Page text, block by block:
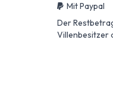
Mit Paypal
Der
Villenbesitzer